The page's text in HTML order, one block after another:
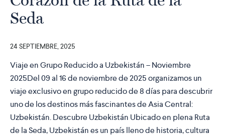
Seda
24 SEPTIEMBRE, 2025
Viaje en Grupo Reducido a Uzbekistán – Noviembre
2025Del 09 al 16 de noviembre de 2025 organizamos un
viaje exclusivo en grupo reducido de 8 días para descubrir
uno de los destinos más fascinantes de Asia Central:
Uzbekistán. Descubre Uzbekistán Ubicado en plena Ruta
de la Seda, Uzbekistán es un país lleno de historia, cultura